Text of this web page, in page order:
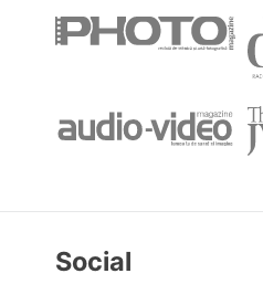
Social